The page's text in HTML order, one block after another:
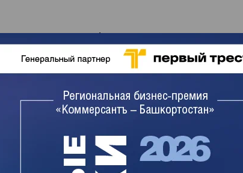
фонда «Урал» (управляется
Рахимовым) в ходе слушания в арбитражном
с ходатайством об отводе судьи по
перерыв до рассмотрения заявления об
ТАСС. Судебное заседание вел судья
от «Урал-инвеста» 70 млрд руб.,
БашТЭКа, позже объединенных в «Башнефть».
того, как арбитраж Москвы удовлетворил